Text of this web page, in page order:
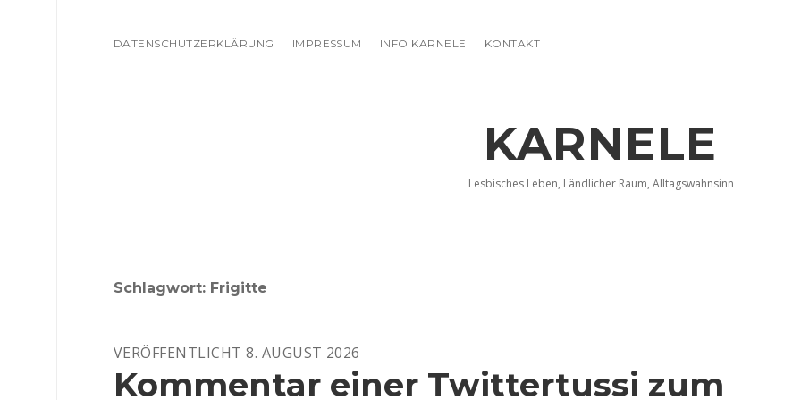
DATENSCHUTZERKLÄRUNG IMPRESSUM INFO KARNELE KONTAKT
KARNELE
Lesbisches Leben, Ländlicher Raum, Alltagswahnsinn
Schlagwort: Frigitte
VERÖFFENTLICHT 8. AUGUST 2026
Kommentar einer Twittertussi zum